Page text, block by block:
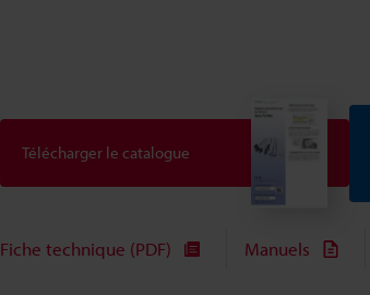
Télécharger le catalogue
Fiche technique (PDF) Manuels